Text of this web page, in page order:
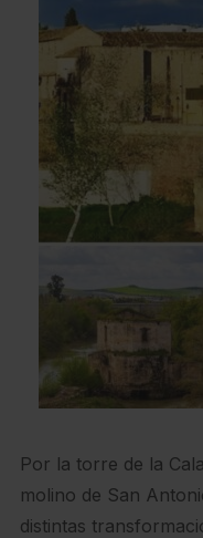
Por la torre de la
molino de San
distintas